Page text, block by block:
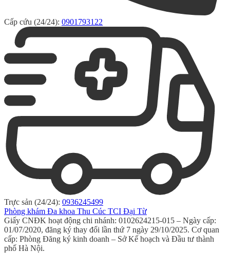
Cấp cứu (24/24): 0901793122
Trực sản (24/24): 0936245499
Phòng khám Đa khoa Thu Cúc TCI Đại Từ
Giấy CNĐK hoạt động chi nhánh: 0102624215-015 – Ngày cấp:
01/07/2020, đăng ký thay đổi lần thứ 7 ngày 29/10/2025. Cơ quan
cấp: Phòng Đăng ký kinh doanh – Sở Kế hoạch và Đầu tư thành
phố Hà Nội.